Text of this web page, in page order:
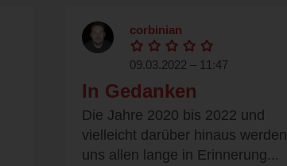
corbinian
09.03.2022 – 11:47
In Gedanken
Die Jahre 2020 bis 2022 und
vielleicht darüber hinaus werden
uns allen lange in Erinnerung...